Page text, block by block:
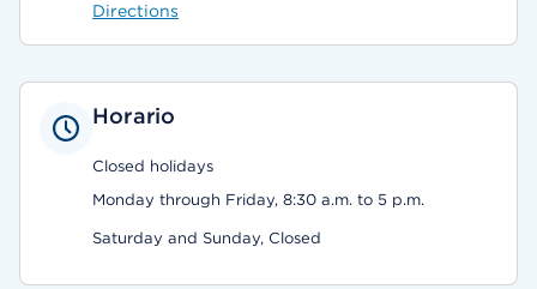
Directions
Horario
Closed holidays
Monday through Friday, 8:30 a.m. to 5 p.m.
Saturday and Sunday, Closed